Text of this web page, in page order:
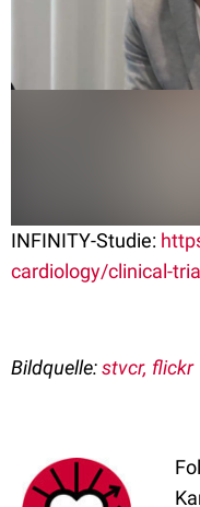
INFINITY-Studie:
cardiology/clinical-
Bildquelle:stvcr, flickr